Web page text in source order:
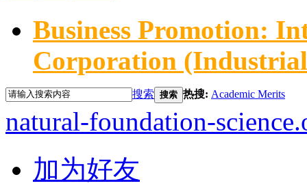
Business Promotion:
Corporation
搜索 搜索 热搜: Academic Merits
natural-foundation-
加为好友